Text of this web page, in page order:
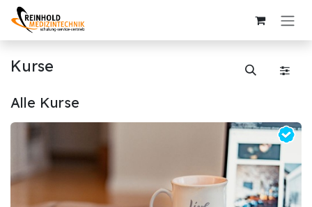
Zum Inhalt springen
Kurse
Alle Kurse